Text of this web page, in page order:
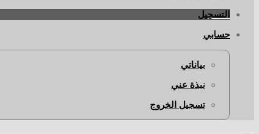
التسجيل
حسابي
بياناتي
نبذة عني
تسجيل الخروج